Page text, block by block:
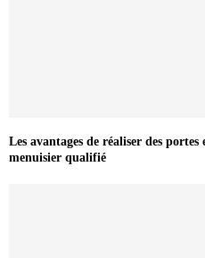
Les avantages de réaliser des
menuisier qualifié